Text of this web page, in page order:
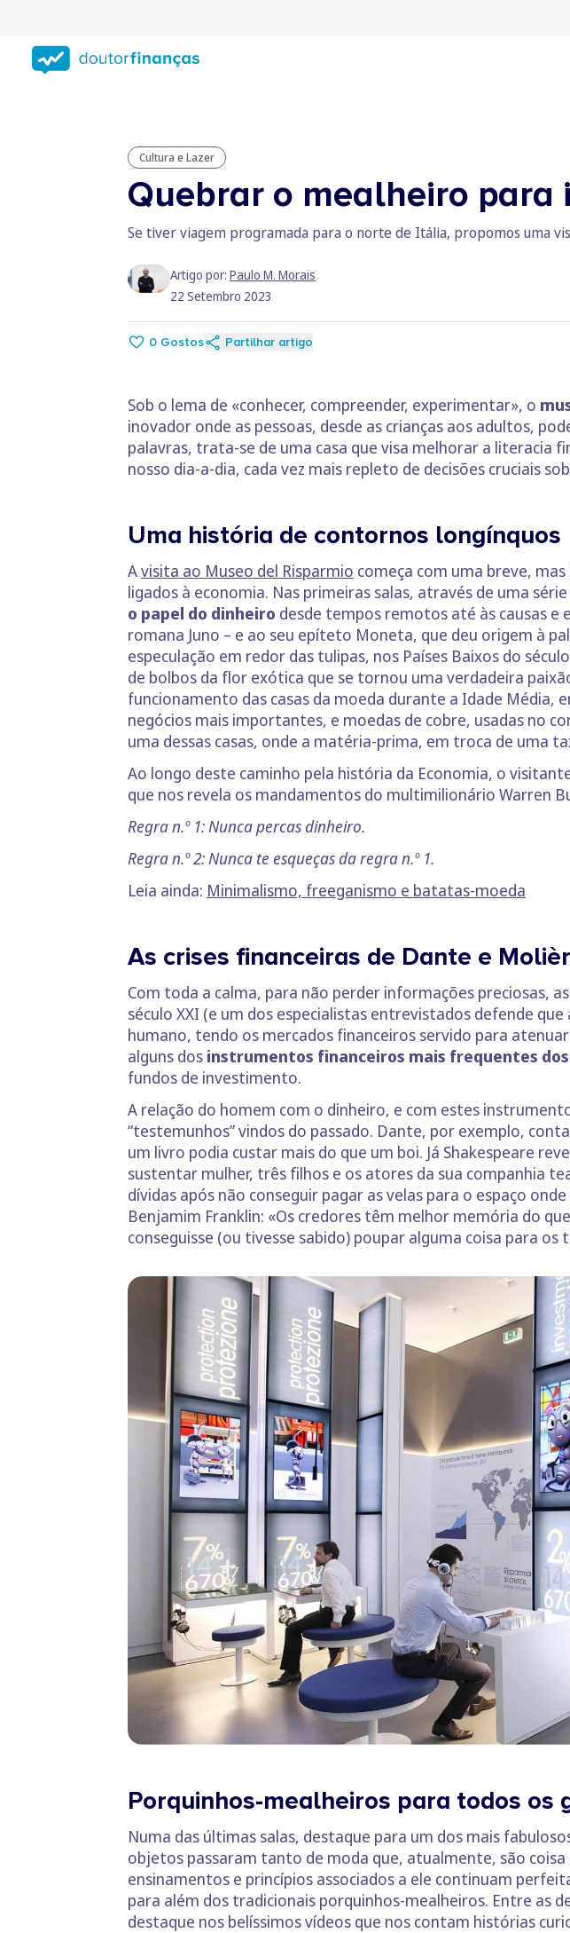
conteúdo
principal
Cultura e Lazer
Quebrar o mealheiro
Se tiver viagem programada para o norte de Itália, propomos uma
Artigo por: Paulo M. Morais
22 Setembro 2023
0 Gostos Partilhar artigo
Sob o lema de «conhecer, compreender, experimentar», o
inovador onde as pessoas, desde as crianças aos adultos,
palavras, trata-se de uma casa que visa melhorar a literacia
nosso dia-a-dia, cada vez mais repleto de decisões cruciais
Uma história de contornos longínquos
Avisita ao Museo del Risparmio começa com uma breve,
ligados à economia. Nas primeiras salas, através de uma
o papel do dinheiro desde tempos remotos até às causas e
romana Juno – e ao seu epíteto Moneta, que deu origem à
especulação em redor das tulipas, nos Países Baixos do
de bolbos da flor exótica que se tornou uma verdadeira
funcionamento das casas da moeda durante a Idade Média,
negócios mais importantes, e moedas de cobre, usadas no
uma dessas casas, onde a matéria-prima, em troca de uma
Ao longo deste caminho pela história da Economia, o
que nos revela os mandamentos do multimilionário Warren
Regra n.º 1: Nunca percas dinheiro.
Regra n.º 2: Nunca te esqueças da regra n.º 1.
Leia ainda: Minimalismo, freeganismo e batatas-moeda
As crises financeiras de Dante e
Com toda a calma, para não perder informações preciosas,
século XXI (e um dos especialistas entrevistados defende
humano, tendo os mercados financeiros servido para
alguns dos instrumentos financeiros mais frequentes dos
fundos de investimento.
A relação do homem com o dinheiro, e com estes
“testemunhos” vindos do passado. Dante, por exemplo,
um livro podia custar mais do que um boi. Já Shakespeare
sustentar mulher, três filhos e os atores da sua companhia
dívidas após não conseguir pagar as velas para o espaço
Benjamim Franklin: «Os credores têm melhor memória do
conseguisse (ou tivesse sabido) poupar alguma coisa para os
Porquinhos-mealheiros para todos os
Numa das últimas salas, destaque para um dos mais
objetos passaram tanto de moda que, atualmente, são coisa
ensinamentos e princípios associados a ele continuam
para além dos tradicionais porquinhos-mealheiros. Entre as
destaque nos belíssimos vídeos que nos contam histórias